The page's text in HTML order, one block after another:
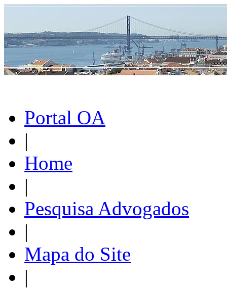
Portal OA
|
Home
|
Pesquisa Advogados
|
Mapa do Site
|